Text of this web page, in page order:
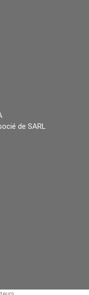
de SARL